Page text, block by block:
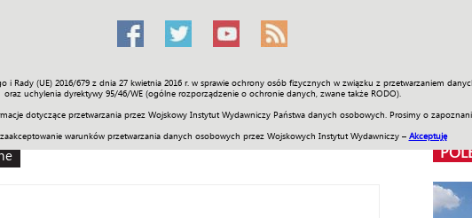
i Rady (UE) 2016/679 z dnia 27 kwietnia 2016 r. w sprawie ochrony osób fizycznych w związku z przetwarzaniem
oraz uchylenia dyrektywy 95/46/WE (ogólne rozporządzenie o ochronie danych, zwane także RODO).
dotyczące przetwarzania przez Wojskowy Instytut Wydawniczy Państwa danych osobowych. Prosimy o
warunków przetwarzania danych osobowych przez Wojskowych Instytut Wydawniczy – Akceptuję
Świat Społeczność Sport Historia Galerie Wideo ENGLISH SKLEP